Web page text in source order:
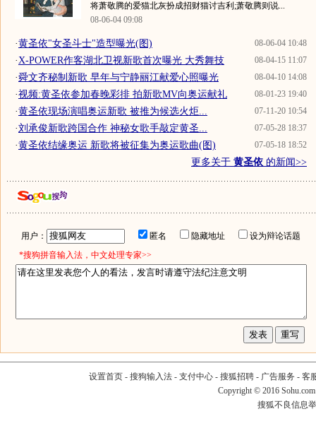
将萧敬腾的爱猫北灰扮成招财猫讨吉利;萧敬腾则说...
08-06-04 09:08
08-06-04 10:48
·黄圣依"女圣斗士"造型曝光(图)
08-04-15 11:07
·X-POWER作客湖北卫视新歌首次曝光 大秀舞技
08-04-10 14:08
·舜文齐秘制新歌 早年与宁静丽江献爱心照曝光
08-01-23 19:40
·视频:黄圣依参加春晚彩排 拍新歌MV向奥运献礼
07-11-20 10:54
·黄圣依现场演唱奥运新歌 被推为候选火炬...
07-05-28 18:37
·刘承俊新歌跨国合作 神秘女歌手敲定黄圣...
07-05-18 18:52
·黄圣依结缘奥运 新歌将被征集为奥运歌曲(图)
更多关于 黄圣依 的新闻>>
用户： 匿名 隐藏地址
设为辩论话题
*搜狗拼音输入法，中文处理专家>>
设置首页- 搜狗输入法- 支付中心- 搜狐招聘- 广告服务 - 客
Copyright © 2016
搜狐不良信息